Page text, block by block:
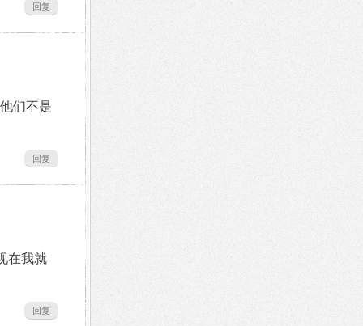
回复
们不是
回复
在我就
回复